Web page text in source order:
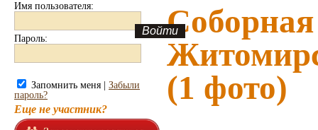
Имя пользователя:
Пароль:
Запомнить меня | Забыли
пароль?
Еще не участник?
(1 фото)